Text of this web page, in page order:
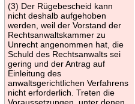
(3) Der Rügebescheid kann
nicht deshalb aufgehoben
werden, weil der Vorstand der
Rechtsanwaltskammer zu
Unrecht angenommen hat, die
Schuld des Rechtsanwalts sei
gering und der Antrag auf
Einleitung des
anwaltsgerichtlichen Verfahrens
nicht erforderlich. Treten die
Voraussetzungen, unter denen